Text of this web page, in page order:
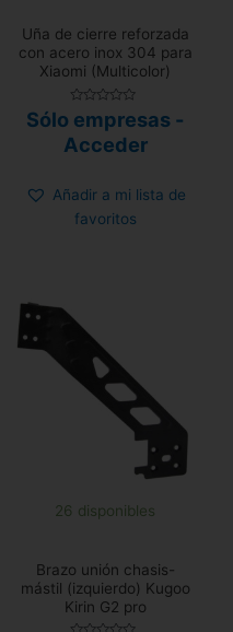
Uña de cierre reforzada
con acero inox 304 para
Xiaomi (Multicolor)
con
0
de
Sólo empresas -
Acceder
Añadir a mi lista de
favoritos
26 disponibles
Brazo unión chasis-
mástil (izquierdo) Kugoo
Kirin G2 pro